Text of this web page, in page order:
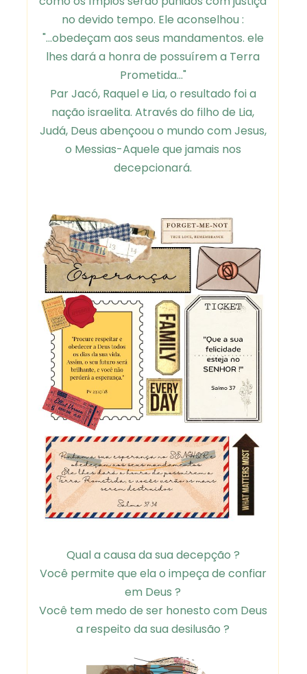
no devido tempo. Ele aconselhou :
"...obedeçam aos seus mandamentos. ele
lhes dará a honra de possuírem a Terra
Prometida..."
Par Jacó, Raquel e Lia, o resultado foi a
nação israelita. Através do filho de Lia,
Judá, Deus abençoou o mundo com Jesus,
o Messias-Aquele que jamais nos
decepcionará.
Qual a causa da sua decepção ?
Você permite que ela o impeça de confiar
em Deus ?
Você tem medo de ser honesto com Deus
a respeito da sua desilusão ?